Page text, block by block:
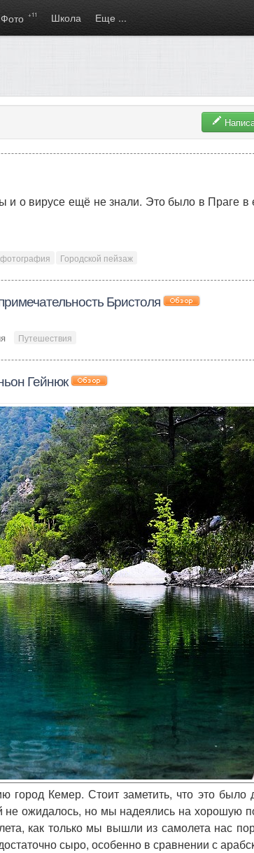
Фото +11 Школа Еще ...
и о вирусе ещё не знали. Это было в Праге в
Городской пейзаж
Бристоля
Путешествия
Гейнюк
город Кемер. Стоит заметить, что это было
ожидалось, но мы надеялись на хорошую
как только мы вышли из самолета нас
сыро, особенно в сравнении с